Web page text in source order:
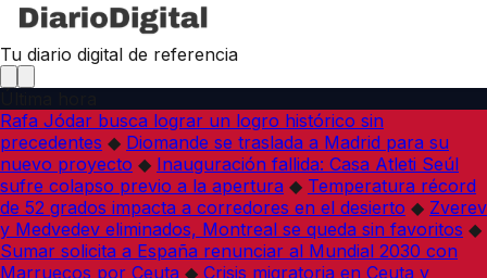
Tu diario digital de referencia
Rafa Jódar busca lograr un logro histórico sin
precedentes ◆ Diomande se traslada a Madrid para su
nuevo proyecto ◆ Inauguración fallida: Casa Atleti Seúl
sufre colapso previo a la apertura ◆ Temperatura récord
de 52 grados impacta a corredores en el desierto ◆ Zverev
y Medvedev eliminados, Montreal se queda sin favoritos ◆
Sumar solicita a España renunciar al Mundial 2030 con
Marruecos por Ceuta ◆ Crisis migratoria en Ceuta y